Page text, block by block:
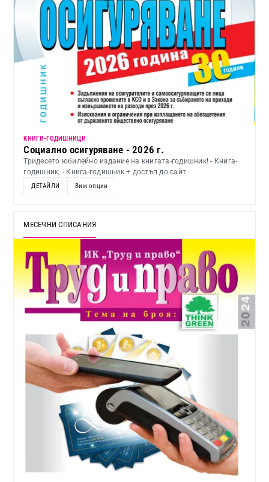
KНИГИ-ГОДИШНИЦИ
Социално осигуряване - 2026 г.
Тридесето юбилейно издание на книгата-годишник! - Книга-
годишник; - Книга-годишник + достъп до сайт
ДЕТАЙЛИ Виж опции
МЕСЕЧНИ СПИСАНИЯ